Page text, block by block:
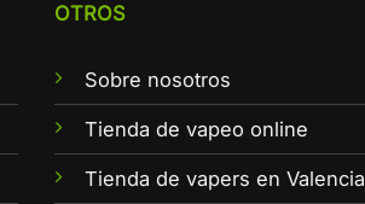
OTROS
Sobre nosotros
Tienda de vapeo online
Tienda de vapers en Valencia